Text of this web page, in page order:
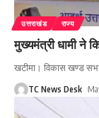
उत्तराखंड राज्य
मुख्यमंत्री धामी ने
खटीमा। विकास खण्ड
TC News Desk